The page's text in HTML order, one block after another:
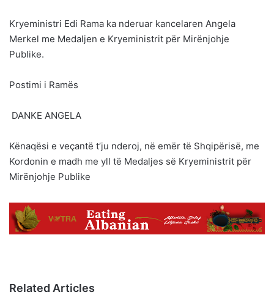
Kryeministri Edi Rama ka nderuar kancelaren Angela
Merkel me Medaljen e Kryeministrit për Mirënjohje
Publike.
Postimi i Ramës
DANKE ANGELA
Kënaqësi e veçantë t’ju nderoj, në emër të Shqipërisë, me
Kordonin e madh me yll të Medaljes së Kryeministrit për
Mirënjohje Publike
Related Articles